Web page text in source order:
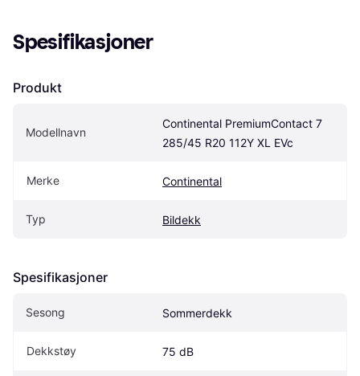
Spesifikasjoner
Produkt
Modellnavn
Continental PremiumContact 7
285/45 R20 112Y XL EVc
Merke Continental
Typ Bildekk
Spesifikasjoner
Sesong Sommerdekk
Dekkstøy 75 dB